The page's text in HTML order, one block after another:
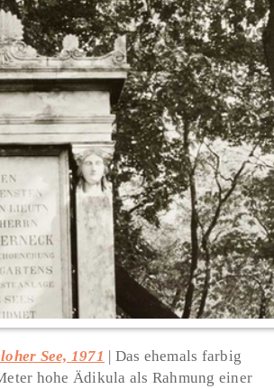
See, 1971
Das ehemals farbig
hohe Ädikula als Rahmung einer